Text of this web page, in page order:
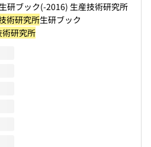
研ブック(-2016) 生産技術研究所
術研究所生研ブック
研究所